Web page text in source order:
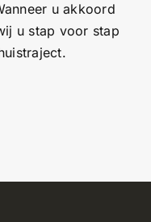
u akkoord
u stap voor stap